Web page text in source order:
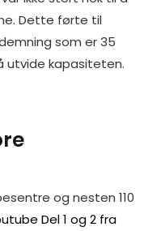
Dette førte til
som er 35
utvide kapasiteten.
og nesten 110
Del 1 og 2 fra